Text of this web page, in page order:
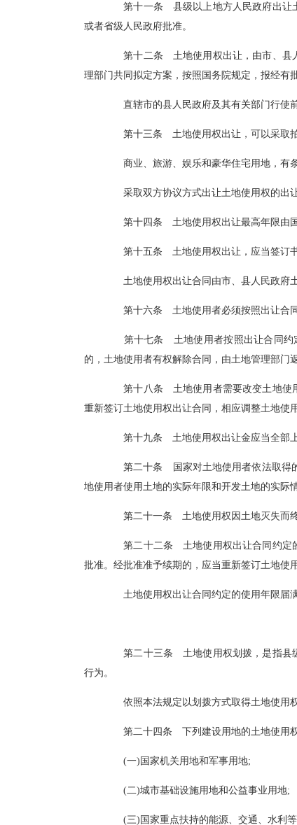
第十一条 县级以上地方人民政府出让土地
或者省级人民政府批准。
第十二条 土地使用权出让，由市、县人民政
理部门共同拟定方案，按照国务院规定，报经有
直辖市的县人民政府及其有关部门行使前款规
第十三条 土地使用权出让，可以采取拍卖
商业、旅游、娱乐和豪华住宅用地
采取双方协议方式出让土地使用权的出让
第十四条 土地使用权出让最高年限由国务院
第十五条 土地使用权出让，应当签订书面
土地使用权出让合同由市、县人民政府土
第十六条 土地使用者必须按照出让合同约定
第十七条 土地使用者按照出让合同约定支
的，土地使用者有权解除合同，由土地管理部
第十八条 土地使用者需要改变土地使用权
重新签订土地使用权出让合同，相应调整土地使
第十九条 土地使用权出让金应当全部上缴财政
第二十条 国家对土地使用者依法取得的土地
地使用者使用土地的实际年限和开发土地的实际情况
第二十一条 土地使用权因土地灭失而终止
第二十二条 土地使用权出让合同约定的使
批准。经批准准予续期的，应当重新签订土地使
土地使用权出让合同约定的使用年限届满
第二十三条 土地使用权划拨，是指县级
行为。
依照本法规定以划拨方式取得土地使用权的
第二十四条 下列建设用地的土地使用权
(一)国家机关用地和军事用地;
(二)城市基础设施用地和公益事业用地;
(三)国家重点扶持的能源、交通、水利